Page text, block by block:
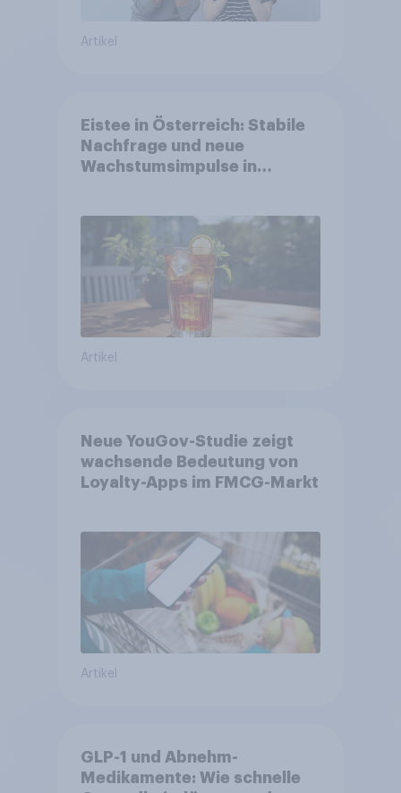
Artikel
Eistee in Österreich: Stabile
Nachfrage und neue
Wachstumsimpulse in
Artikel
Neue YouGov-Studie zeigt
wachsende Bedeutung von
Loyalty-Apps im FMCG-Markt
Artikel
GLP-1 und Abnehm-
Medikamente: Wie schnelle